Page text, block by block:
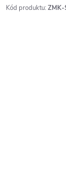
Kód produktu: ZMK-